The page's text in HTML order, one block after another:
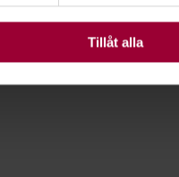
webbplats. Vissa kakor är
Tillåt alla